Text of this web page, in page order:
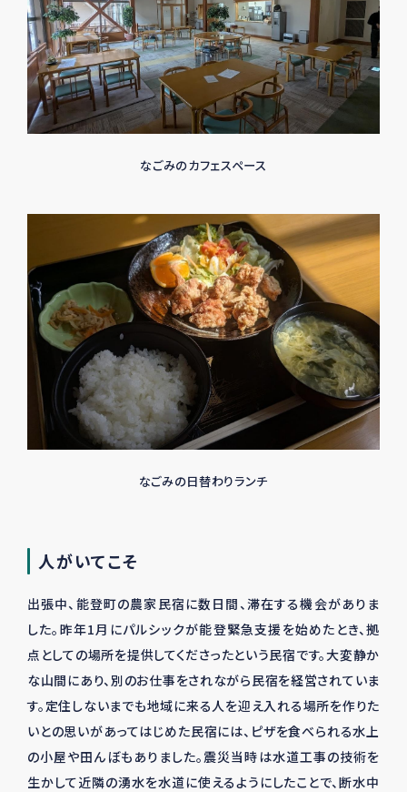
なごみのカフェスペース
なごみの日替わりランチ
人がいてこそ
出張中、能登町の農家民宿に数日間、滞在する機会がありま
した。昨年1月にパルシックが能登緊急支援を始めたとき、拠
点としての場所を提供してくださったという民宿です。大変静か
な山間にあり、別のお仕事をされながら民宿を経営されていま
す。定住しないまでも地域に来る人を迎え入れる場所を作りた
いとの思いがあってはじめた民宿には、ピザを食べられる水上
の小屋や田んぼもありました。震災当時は水道工事の技術を
生かして近隣の湧水を水道に使えるようにしたことで、断水中